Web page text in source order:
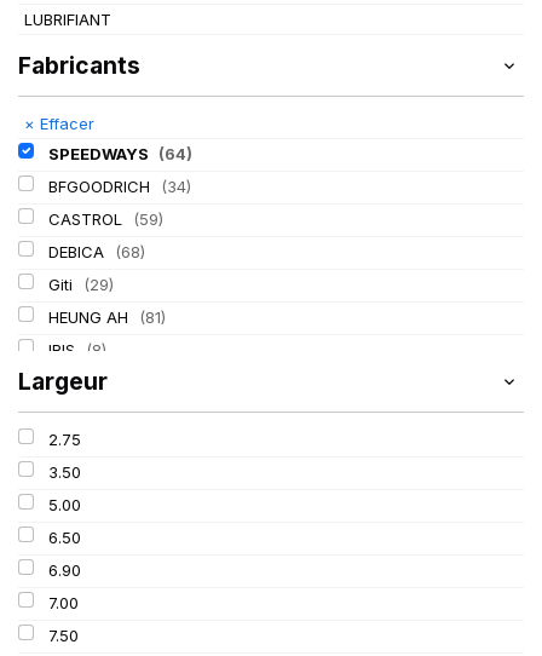
LUBRIFIANT
Fabricants
× Effacer
SPEEDWAYS
(64)
BFGOODRICH
(34)
CASTROL
(59)
DEBICA
(68)
Giti
(29)
HEUNG AH
(81)
IRIS
(8)
ITALMATIC
KLEBER (116)
LASSA
LING LONG
MICHELIN
MITAS
Mondolfo ferro
PIRELLI
PROMETEON
Largeur
2.75
3.50
5.00
6.50
6.90
7.00
7.50